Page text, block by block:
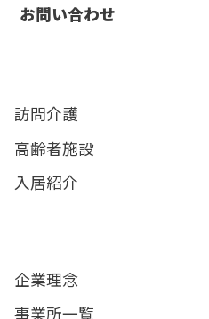
お問い合わせ
訪問介護
高齢者施設
入居紹介
企業理念
事業所一覧